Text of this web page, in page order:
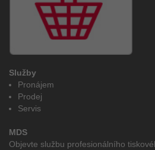
Služby
Pronájem
Prodej
Servis
MDS
Objevte službu profesionálního